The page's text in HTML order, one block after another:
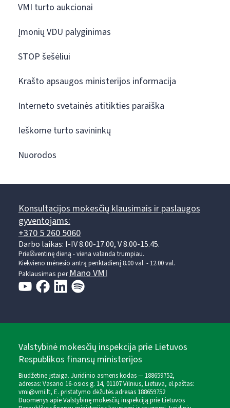
VMI turto aukcionai
Įmonių VDU palyginimas
STOP šešėliui
Krašto apsaugos ministerijos informacija
Interneto svetainės atitikties paraiška
Ieškome turto savininkų
Nuorodos
Konsultacijos mokesčių klausimais ir paslaugos
gyventojams:
+370 5 260 5060
Darbo laikas: I-IV 8.00-17.00, V 8.00-15.45.
Prieššventinę dieną - viena valanda trumpiau.
Kiekvieno mėnesio antrą penktadienį 8.00 val. - 12.00 val.
Paklausimas perMano VMI
Valstybinė mokesčių inspekcija prie Lietuvos
Respublikos finansų ministerijos
Biudžetinė įstaiga. Juridinio asmens kodas — 188659752,
adresas: Vasario 16-osios g. 14, 01107 Vilnius, Lietuva, el.paštas:
vmi@vmi.lt, E. pristatymo dėžutės adresas 188659752
Duomenys apie Valstybinę mokesčių inspekciją prie Lietuvos